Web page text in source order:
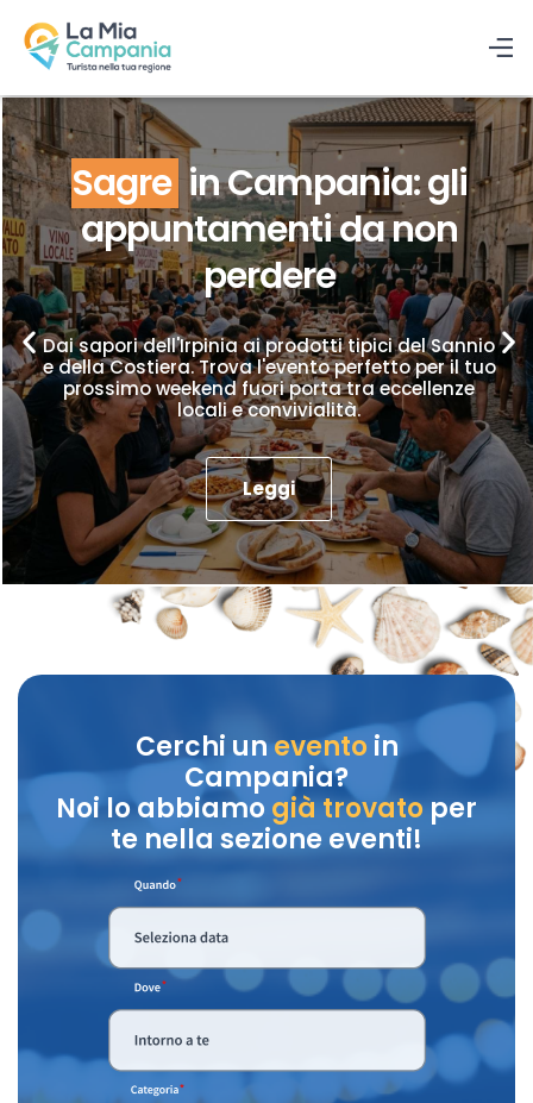
Sagre in Campania: gli
appuntamenti da non
perdere
Dai sapori dell'Irpinia ai prodotti tipici del Sannio
e della Costiera. Trova l'evento perfetto per il tuo
prossimo weekend fuori porta tra eccellenze
locali e convivialità.
Leggi
Cerchi unevento in
Campania?
Noi lo abbiamo già trovatoper
te nella sezione eventi!